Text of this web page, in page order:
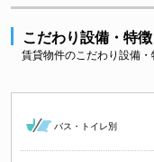
こだわり設備・特徴
賃貸物件のこだわり設備・
バス・トイレ別